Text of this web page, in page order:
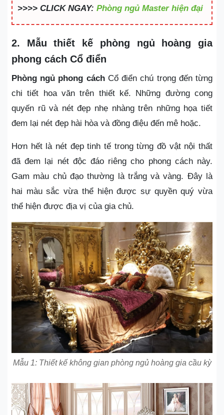
>>>> CLICK NGAY: Phòng ngủ Master hiện đại
2. Mẫu thiết kế phòng ngủ hoàng gia
phong cách Cổ điển
Phòng ngủ phong cách Cổ điển chú trọng đến từng
chi tiết hoa văn trên thiết kế. Những đường cong
quyến rũ và nét đẹp nhẹ nhàng trên những họa tiết
đem lại nét đẹp hài hòa và đồng điệu đến mê hoặc.
Hơn hết là nét đẹp tinh tế trong từng đồ vật nội thất
đã đem lại nét độc đáo riêng cho phong cách này.
Gam màu chủ đạo thường là trắng và vàng. Đây là
hai màu sắc vừa thể hiện được sự quyền quý vừa
thể hiện được địa vị của gia chủ.
Mẫu 1: Thiết kế không gian phòng ngủ hoàng gia cầu kỳ